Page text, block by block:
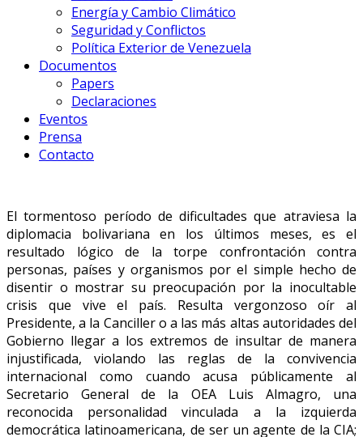
Energía y Cambio Climático
Seguridad y Conflictos
Política Exterior de Venezuela
Documentos
Papers
Declaraciones
Eventos
Prensa
Contacto
El tormentoso período de dificultades que atraviesa la
diplomacia bolivariana en los últimos meses, es el
resultado lógico de la torpe confrontación contra
personas, países y organismos por el simple hecho de
disentir o mostrar su preocupación por la inocultable
crisis que vive el país. Resulta vergonzoso oír al
Presidente, a la Canciller o a las más altas autoridades del
Gobierno llegar a los extremos de insultar de manera
injustificada, violando las reglas de la convivencia
internacional como cuando acusa públicamente al
Secretario General de la OEA Luis Almagro, una
reconocida personalidad vinculada a la izquierda
democrática latinoamericana, de ser un agente de la CIA;